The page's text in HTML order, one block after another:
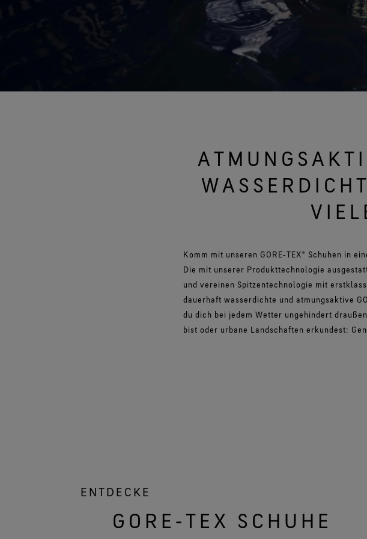
Komm mit unseren GORE‑TEX® Schuhen in
Die mit unserer Produkttechnologie
und vereinen Spitzentechnologie mit
dauerhaft wasserdichte und atmungsaktive
du dich bei jedem Wetter ungehindert
bist oder urbane Landschaften erkundest:
ENTDECKE
GORE‑TEX SCHUHE